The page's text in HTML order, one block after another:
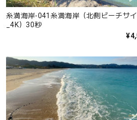
糸満海岸-041糸満海岸（北側ビーチサ
_4K）30秒